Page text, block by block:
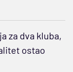
za dva kluba,
ostao